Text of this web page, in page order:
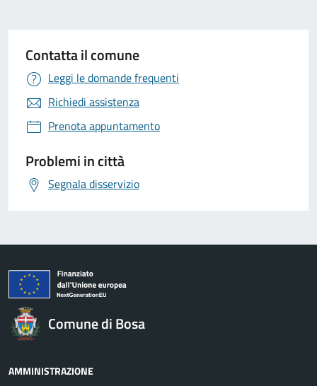
Contatta il comune
Leggi le domande frequenti
Richiedi assistenza
Prenota appuntamento
Problemi in città
Segnala disservizio
Comune di Bosa
AMMINISTRAZIONE